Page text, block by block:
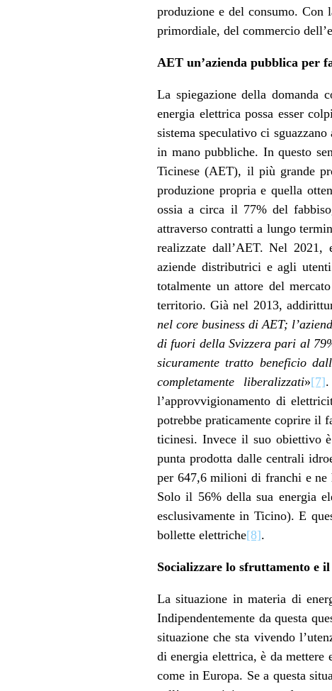
produzione e del consumo. Con
primordiale, del commercio
AET un’azienda pubblica per
La spiegazione della domanda
energia elettrica possa esser
sistema speculativo ci
in mano pubbliche. In questo
Ticinese (AET), il più grande
produzione propria e quella
ossia a circa il 77% del
attraverso contratti a lungo
realizzate dall’AET. Nel 2021,
aziende distributrici e agli
totalmente un attore del
territorio. Già nel 2013,
nel core business di AET;
di fuori della Svizzera pari al
sicuramente tratto beneficio
completamente liberalizzati»[7]
l’approvvigionamento di
potrebbe praticamente coprire il
ticinesi. Invece il suo obiettivo
punta prodotta dalle centrali
per 647,6 milioni di franchi e
Solo il 56% della sua energia
esclusivamente in Ticino). E
bollette elettriche[8].
Socializzare lo sfruttamento e
La situazione in materia di
Indipendentemente da questa
situazione che sta vivendo
di energia elettrica, è da mettere
come in Europa. Se a questa